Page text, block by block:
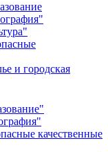
и городская
качественные